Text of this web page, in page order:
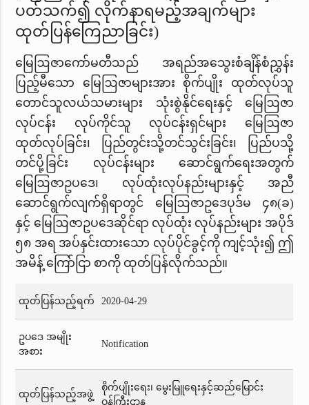
ပတ်သက်၍ လိုက်နာရမည့်အချက်များ
ထုတ်ပြန်ကြေညာခြင်း)
မြေဩဇာကော်မတီသည် အရည်အသွေးစံချိန်စံညွှန်း
ပြည့်မီသော မြေဩဇာများအား စိုက်ပျိုး ထုတ်လုပ်သူ
တောင်သူလယ်သမားများ သုံးစွဲနိုင်ရေးနှင့် မြေဩဇာ
လုပ်ငန်း လုပ်ကိုင်သူ လုပ်ငန်းရှင်များ မြေဩဇာ
ထုတ်လုပ်ခြင်း၊ ပြည်တွင်းသို့တင်သွင်းခြင်း၊ ပြည်ပသို့
တင်ပို့ခြင်း လုပ်ငန်းများ ဆောင်ရွက်ရေးအတွက်
မြေဩဇာဥပဒေ၊ လုပ်ထုံးလုပ်နည်းများနှင့် အညီ
ဆောင်ရွက်လျက်ရှိရာတွင် မြေဩဇာဥဒေပုဒ်မ ၄၈(ခ)
နှင့် မြေဩဇာဥပဒေဆိုင်ရာ လုပ်ထုံး လုပ်နည်းများ အပိုဒ်
၅၈ အရ အပ်နှင်းထားသော လုပ်ပိုင်ခွင့်ကို ကျင့်သုံး၍ ဤ
အမိန့် ကြော်ငြာ စာကို ထုတ်ပြန်လိုက်သည်။
ထုတ်ပြန်သည့်ရက် 2020-04-29
ဥပဒေ အမျိုး
အစား
Notification
ထုတ်ပြန်သည့်အဖွဲ့
စိုက်ပျိုးရေး၊ မွေးမြူရေးနှင့်ဆည်မြောင်း
ဝန်ကြီးဌာန